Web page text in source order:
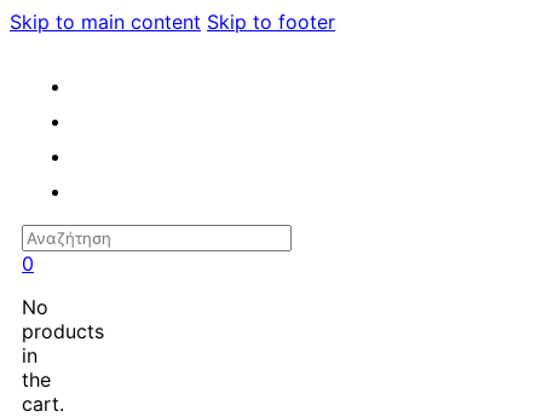
Skip to main content Skip to footer
Search
0
No
products
in
the
cart.